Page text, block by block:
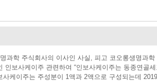
과학 주식회사의 이사인 사실, 피고 코오롱생명과
보사케이주 관련하여 “인보사케이주는 동종연골
케이주는 주성분이 1액과 2액으로 구성되는데